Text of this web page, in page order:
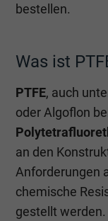
bestellen.
Was ist
PTFE, auch
oder Algoflon
an den
Anforderungen
chemische
gestellt werden.